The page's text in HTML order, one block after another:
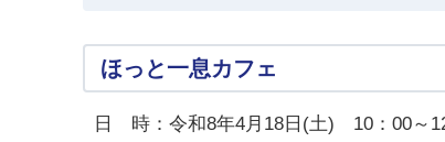
ほっと一息カフェ
日 時：令和8年4月18日(土) 10：00～